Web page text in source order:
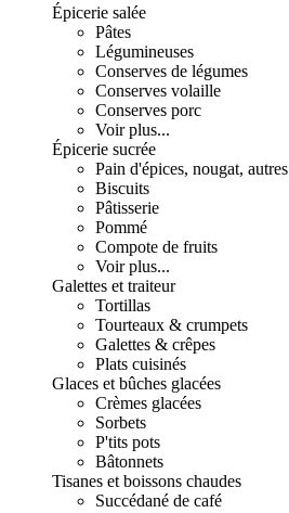
Épicerie salée
Pâtes
Légumineuses
Conserves de légumes
Conserves volaille
Conserves porc
Voir plus...
Épicerie sucrée
Pain d'épices, nougat, autres
Biscuits
Pâtisserie
Pommé
Compote de fruits
Voir plus...
Galettes et traiteur
Tortillas
Tourteaux & crumpets
Galettes & crêpes
Plats cuisinés
Glaces et bûches glacées
Crèmes glacées
Sorbets
P'tits pots
Bâtonnets
Tisanes et boissons chaudes
Succédané de café